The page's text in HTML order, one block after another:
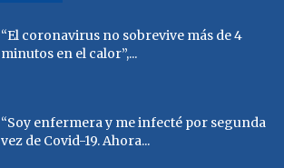
“El coronavirus no sobrevive más de 4
minutos en el calor”,...
“Soy enfermera y me infecté por segunda
vez de Covid-19. Ahora...